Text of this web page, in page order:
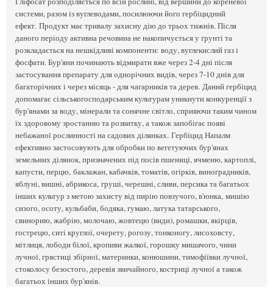
системи, разом із вуглеводами, посилюючи його гербіцидний
ефект. Продукт має тривалу захисну дію до трьох тижнів. Після
даного періоду активна речовина не накопичується у ґрунті та
розкладається на нешкідливі компоненти: воду, вуглекислий газ і
фосфати. Бур'яни починають відмирати вже через 2-4 дні після
застосування препарату для однорічних видів, через 7-10 днів для
багаторічних і через місяць - для чагарників та дерев. Даний гербіцид
допомагає сільськогосподарським культурам уникнути конкуренції з
бур'янами за воду, мінерали та сонячне світло, сприяючи таким чином
їх здоровому зростанню та розвитку, а також запобігає появі
небажаної рослинності на садових ділянках. Гербіцид Напалм
ефективно застосовують для обробки по вегетуючих бур'янах
земельних ділянок, призначених під посів пшениці, ячменю, картоплі,
капусти, перцю, баклажан, кабачків, томатів, огірків, виноградників,
яблуні, вишні, абрикоса, груші, черешні, сливи, персика та багатьох
інших культур з метою захисту від пирію повзучого, в'юнка, мишію
сизого, осоту, кульбаби, бодяка, гумаю, латука татарського,
свинорию, жабрію, молочаю, жовтецю (види), ромашки, якірців,
гострецю, ситі круглої, очерету, рогозу, тонконогу, лисоховсту,
мітлиця, лободи білої, кропиви жалкої, горошку мишачого, чини
лучної, грястиці збірної, материнки, конюшини, тимофіївки лучної,
стоколосу безостого, деревія звичайного, костриці лучної а також
багатьох інших бур'янів.